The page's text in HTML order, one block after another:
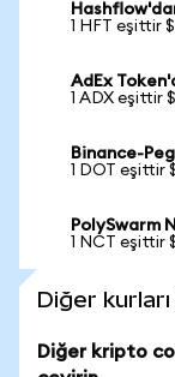
1 HFT eşittir
AdEx
1 ADX eşittir
Binance-
1 DOT eşittir
PolySwarm
1 NCT eşittir
Diğer
Diğer kripto